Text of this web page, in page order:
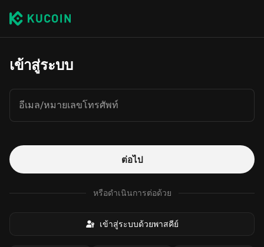
เข้าสู่ระบบ
อีเมล/หมายเลขโทรศัพท์
ต่อไป
หรือดำเนินการต่อด้วย
เข้าสู่ระบบด้วยพาสคีย์